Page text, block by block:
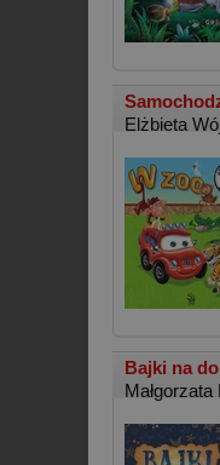
Elżbieta
Bajki na
Małgorzata